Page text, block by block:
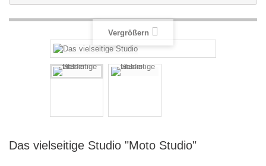
Vergrößern
Das vielseitige Studio "Moto Studio"